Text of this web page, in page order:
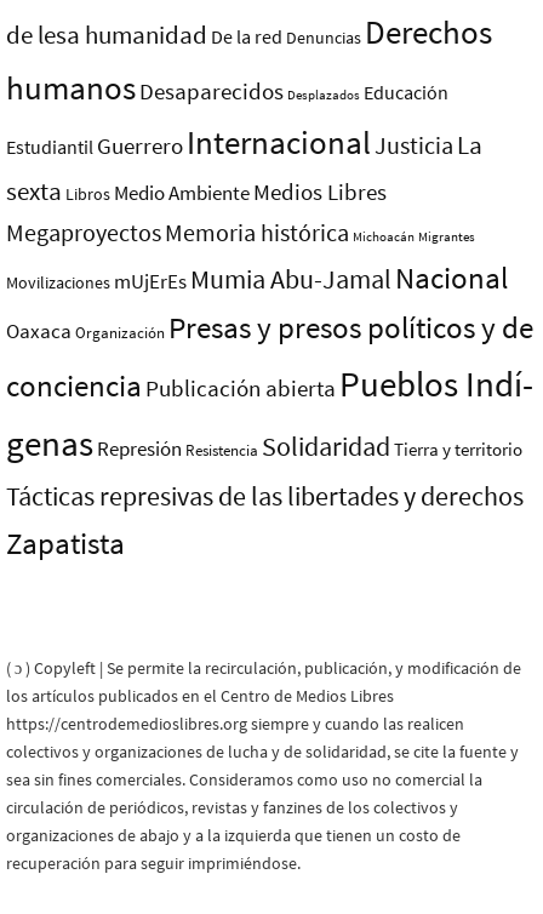
de lesa humanidad De la red Denuncias Derechos
humanosDesaparecidos Desplazados Educación
Estudiantil Guerrero InternacionalJusticia La
sexta Libros Medio AmbienteMedios Libres
MegaproyectosMemoria histórica Michoacán Migrantes
Movilizaciones mUjErEs Mumia Abu-Jamal Nacional
Oaxaca Organización Presas y presos polí­ticos y de
conciencia Publicación abierta Pueblos Indí­
genasRepresión Resistencia Solidaridad Tierra y territorio
Tácticas represivas de las libertades y derechos
Zapatista
( ɔ ) Copyleft | Se permite la recirculación, publicación, y modificación de
los artículos publicados en el Centro de Medios Libres
https://centrodemedioslibres.org siempre y cuando las realicen
colectivos y organizaciones de lucha y de solidaridad, se cite la fuente y
sea sin fines comerciales. Consideramos como uso no comercial la
circulación de periódicos, revistas y fanzines de los colectivos y
organizaciones de abajo y a la izquierda que tienen un costo de
recuperación para seguir imprimiéndose.